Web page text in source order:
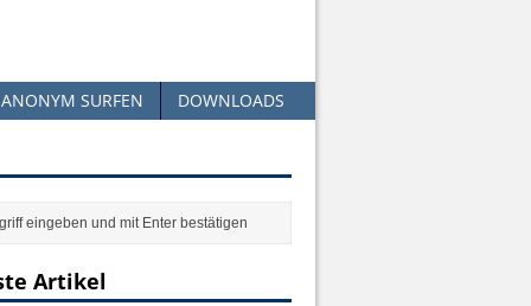
ANONYM SURFEN DOWNLOADS
Artikel